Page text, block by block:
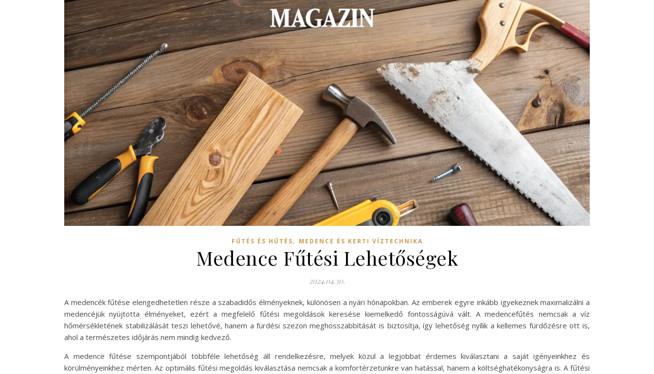
FŰTÉS ÉS HŰTÉS, MEDENCE ÉS KERTI VÍZTECHNIKA
Medence Fűtési Lehetőségek
2024.04.30.
A medencék fűtése elengedhetetlen része a szabadidős élményeknek, különösen a nyári hónapokban. Az emberek egyre inkább igyekeznek maximalizálni a
medencéjük nyújtotta élményeket, ezért a megfelelő fűtési megoldások keresése kiemelkedő fontosságúvá vált. A medencefűtés nemcsak a víz
hőmérsékletének stabilizálását teszi lehetővé, hanem a fürdési szezon meghosszabbítását is biztosítja, így lehetőség nyílik a kellemes fürdőzésre ott is,
ahol a természetes időjárás nem mindig kedvező.
A medence fűtése szempontjából többféle lehetőség áll rendelkezésre, melyek közül a legjobbat érdemes kiválasztani a saját igényeinkhez és
körülményeinkhez mérten. Az optimális fűtési megoldás kiválasztása nemcsak a komfortérzetünkre van hatással, hanem a költséghatékonyságra is. A fűtési